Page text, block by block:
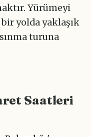
Yürümeyi
yolda yaklaşık
turuna
Saatleri